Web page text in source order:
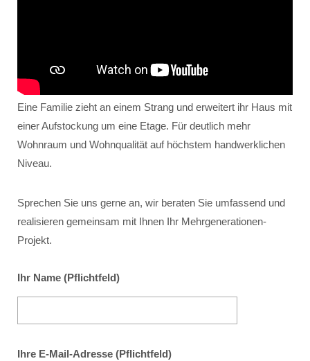
Eine Familie zieht an einem Strang und erweitert ihr Haus mit
einer Aufstockung um eine Etage. Für deutlich mehr
Wohnraum und Wohnqualität auf höchstem handwerklichen
Niveau.
Sprechen Sie uns gerne an, wir beraten Sie umfassend und
realisieren gemeinsam mit Ihnen Ihr Mehrgenerationen-
Projekt.
Ihr Name (Pflichtfeld)
Ihre E-Mail-Adresse (Pflichtfeld)